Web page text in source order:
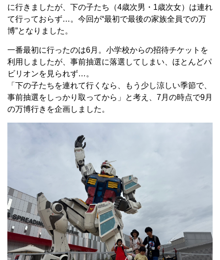
に行きましたが、下の子たち（4歳次男・1歳次女）は連れ
て行っておらず…。今回が“最初で最後の家族全員での万
博”となりました。
一番最初に行ったのは6月。小学校からの招待チケットを
利用しましたが、事前抽選に落選してしまい、ほとんどパ
ビリオンを見られず…。
「下の子たちを連れて行くなら、もう少し涼しい季節で、
事前抽選をしっかり取ってから」と考え、7月の時点で9月
の万博行きを企画しました。